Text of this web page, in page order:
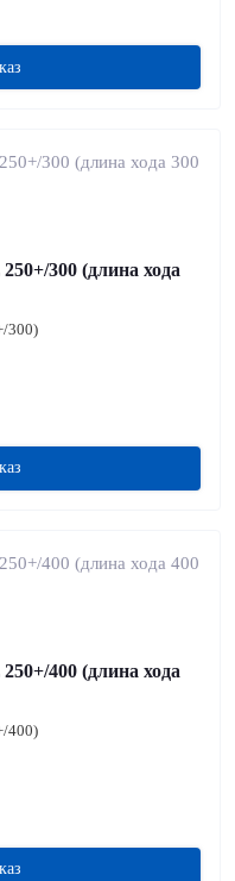
300 (длина хода
300)
400 (длина хода
400)